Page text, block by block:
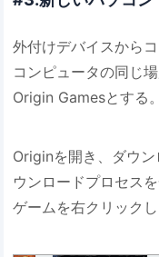
外付けデバイスから
コンピュータの同じ
Origin Gamesとする。
Originを開き、ダウ
ウンロードプロセス
ゲームを右クリック